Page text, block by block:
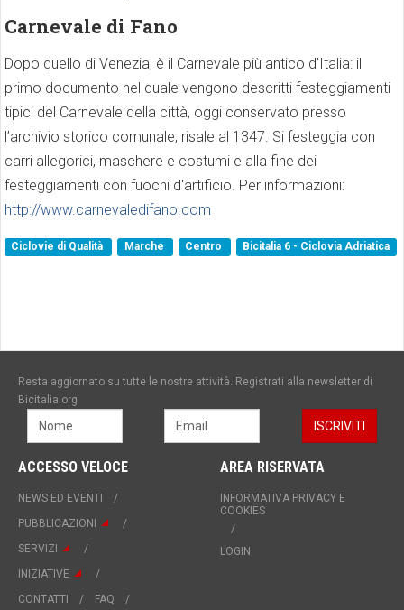
Carnevale di Fano
Dopo quello di Venezia, è il Carnevale più antico d’Italia: il
primo documento nel quale vengono descritti festeggiamenti
tipici del Carnevale della città, oggi conservato presso
l’archivio storico comunale, risale al 1347. Si festeggia con
carri allegorici, maschere e costumi e alla fine dei
festeggiamenti con fuochi d'artificio. Per informazioni:
http://www.carnevaledifano.com
Ciclovie di Qualità Marche Centro Bicitalia 6 - Ciclovia Adriatica
Resta aggiornato su tutte le nostre attività. Registrati alla newsletter di
Bicitalia.org
ACCESSO VELOCE
NEWS ED EVENTI
PUBBLICAZIONI
SERVIZI
INIZIATIVE
CONTATTI
FAQ
AREA RISERVATA
INFORMATIVA PRIVACY E
COOKIES
LOGIN